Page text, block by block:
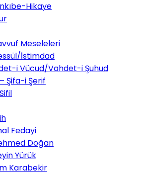
Hikaye
Meseleleri
İstimdad
i Vücud/Vahdet-i Şuhud
Şifa-i Şerif
Fedayi
Doğan
Yürük
Karabekir